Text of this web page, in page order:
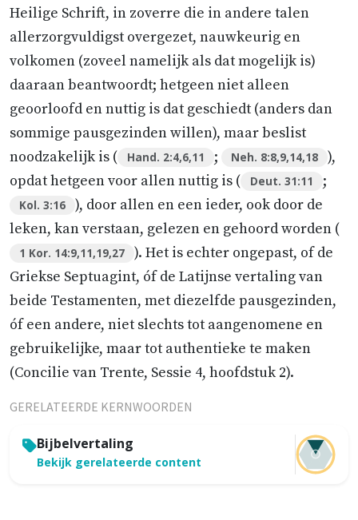
Heilige Schrift, in zoverre die in andere talen
allerzorgvuldigst overgezet, nauwkeurig en
volkomen (zoveel namelijk als dat mogelijk is)
daaraan beantwoordt; hetgeen niet alleen
geoorloofd en nuttig is dat geschiedt (anders dan
sommige pausgezinden willen), maar beslist
noodzakelijk is (
Hand. 2:4,6,11 ; Neh. 8:8,9,14,18
),
opdat hetgeen voor allen nuttig is (
Deut. 31:11 ;
Kol. 3:16
), door allen en een ieder, ook door de
leken, kan verstaan, gelezen en gehoord worden (
1 Kor. 14:9,11,19,27
). Het is echter ongepast, of de
Griekse Septuagint, óf de Latijnse vertaling van
beide Testamenten, met diezelfde pausgezinden,
óf een andere, niet slechts tot aangenomene en
gebruikelijke, maar tot authentieke te maken
(Concilie van Trente, Sessie 4, hoofdstuk 2).
GERELATEERDE KERNWOORDEN
Bijbelvertaling
Bekijk gerelateerde content